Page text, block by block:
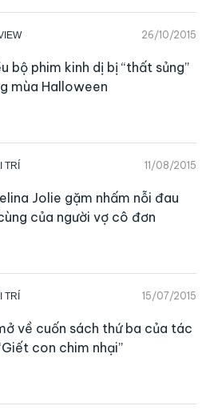
26/10/2015
bộ phim kinh dị bị “thất sủng”
mùa Halloween
TRÍ 11/08/2015
Jolie gặm nhấm nỗi đau
của người vợ cô đơn
TRÍ 15/07/2015
về cuốn sách thứ ba của tác
con chim nhại”